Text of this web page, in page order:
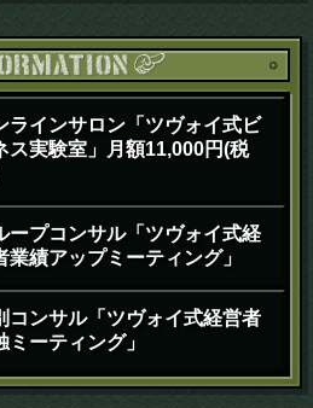
ラインサロン「ツヴォイ式ビ
ス実験室」月額11,000円(税
ープコンサル「ツヴォイ式経
業績アップミーティング」
コンサル「ツヴォイ式経営者
ミーティング」